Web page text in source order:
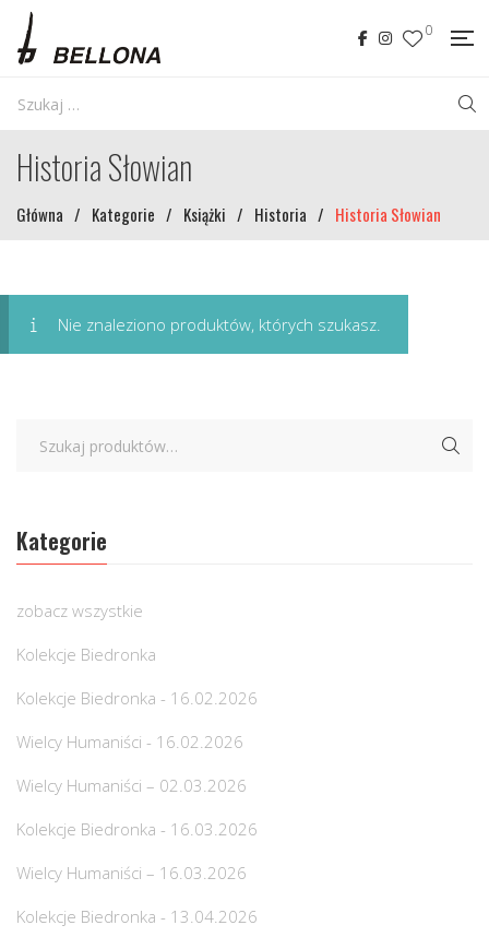
0
Historia Słowian
Główna / Kategorie / Książki / Historia / Historia Słowian
Nie znaleziono produktów, których szukasz.
Kategorie
zobacz wszystkie
Kolekcje Biedronka
Kolekcje Biedronka - 16.02.2026
Wielcy Humaniści - 16.02.2026
Wielcy Humaniści – 02.03.2026
Kolekcje Biedronka - 16.03.2026
Wielcy Humaniści – 16.03.2026
Kolekcje Biedronka - 13.04.2026